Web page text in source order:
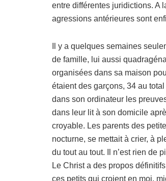
entre différentes juridictions. A
agressions antérieures sont
Il y a quelques semaines
de famille, lui aussi
organisées dans sa maison
étaient des garçons, 34 au
dans son ordinateur les
dans leur lit à son domicile
croyable. Les parents des
nocturne, se mettait à crier, à
du tout au tout. Il n’est rien de
Le Christ a des propos
ces petits qui croient en moi,